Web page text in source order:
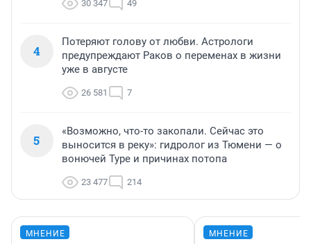
30 347 49
4
Потеряют голову от любви. Астрологи
предупреждают Раков о переменах в жизни
уже в августе
26 581 7
5
«Возможно, что-то закопали. Сейчас это
выносится в реку»: гидролог из Тюмени — о
вонючей Туре и причинах потопа
23 477 214
МНЕНИЕ МНЕНИЕ